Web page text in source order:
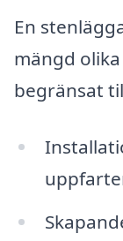
En
mängd
begränsat